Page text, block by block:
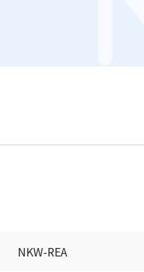
NKW-REA